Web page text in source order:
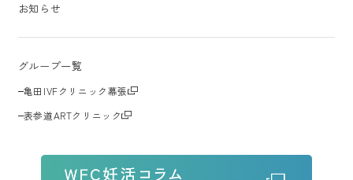
お知らせ
グループ一覧
亀田IVFクリニック幕張
表参道ARTクリニック